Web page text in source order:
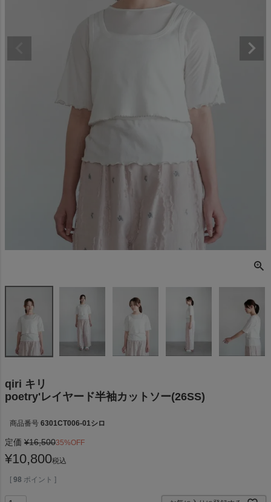
qiri キリ
poetry'レイヤード半袖カットソー(26SS)
商品番号 6301CT006-01シロ
定価 ¥16,50035%OFF
¥10,800税込
[ 98 ポイント ]